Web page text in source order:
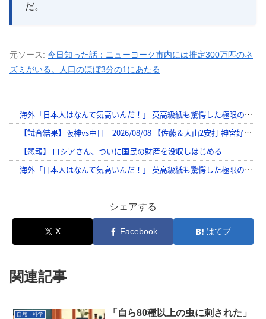
だ。
元ソース: 今日知った話：ニューヨーク市内には推定300万匹のネ
ズミがいる。人口のほぼ3分の1にあたる
シェアする
X Facebook はてブ
関連記事
自然・科学
「自ら80種以上の虫に刺された」